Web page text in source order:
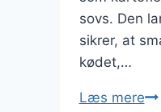
sovs. Den
sikrer, at
kødet,…
Læs mere